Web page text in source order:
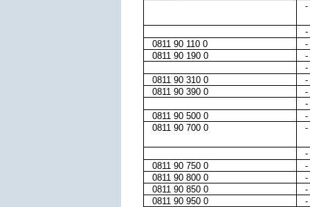
-
-
0811 90 110 0
-
0811 90 190 0
-
-
0811 90 310 0
-
0811 90 390 0
-
-
0811 90 500 0
-
0811 90 700 0
-
-
0811 90 750 0
-
0811 90 800 0
-
0811 90 850 0
-
0811 90 950 0
-